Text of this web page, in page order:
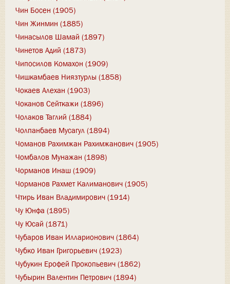
Чин Босен (1905)
Чин Жинмин (1885)
Чинасылов Шамай (1897)
Чинетов Адий (1873)
Чипосилов Комахон (1909)
Чишкамбаев Ниязтурлы (1858)
Чокаев Алехан (1903)
Чоканов Сейткажи (1896)
Чолаков Таглий (1884)
Чолпанбаев Мусагул (1894)
Чоманов Рахимжан Рахимжанович (1905)
Чомбалов Мунажан (1898)
Чорманов Инаш (1909)
Чорманов Рахмет Калиманович (1905)
Чтирь Иван Владимирович (1914)
Чу Юнфа (1895)
Чу Юсай (1871)
Чубаров Иван Илларионович (1864)
Чубко Иван Григорьевич (1923)
Чубукин Ерофей Прокопьевич (1862)
Чубырин Валентин Петрович (1894)